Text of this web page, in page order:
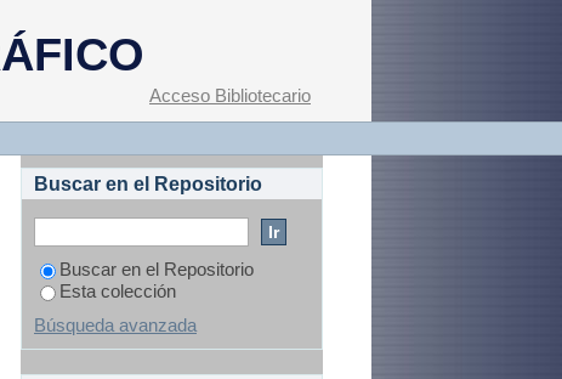
mayores con
No.1 del IMSS
Acceso Bibliotecario
Buscar en el Repositorio
Buscar en el Repositorio
Esta colección
Búsqueda avanzada